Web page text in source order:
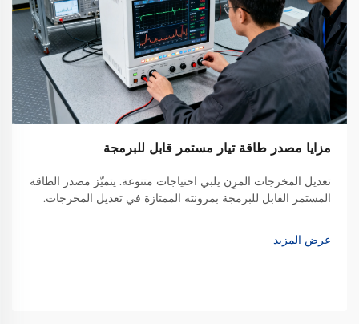
مزايا مصدر طاقة تيار مستمر قابل للبرمجة
تعديل المخرجات المرِن يلبي احتياجات متنوعة. يتميّز مصدر الطاقة
المستمر القابل للبرمجة بمرونته الممتازة في تعديل المخرجات.
يمكنها سوى توفير جهد كهربائي واحد أو نطاق محدود من الجهد و...
عرض المزيد